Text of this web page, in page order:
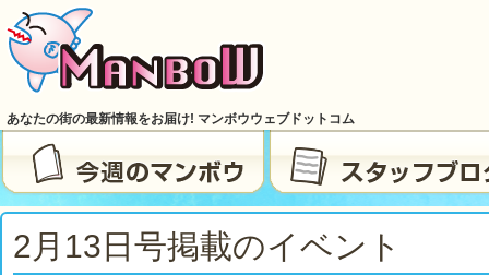
あなたの街の最新情報をお届け! マンボウウェブドットコム
2月13日号掲載のイベント